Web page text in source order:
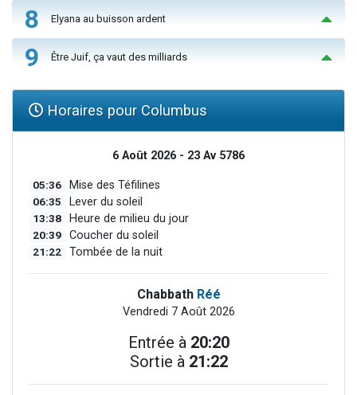
8 Elyana au buisson ardent
9 Être Juif, ça vaut des milliards
Horaires pour Columbus
6 Août 2026 - 23 Av 5786
05:36 Mise des Téfilines
06:35 Lever du soleil
13:38 Heure de milieu du jour
20:39 Coucher du soleil
21:22 Tombée de la nuit
Chabbath Réé
Vendredi 7 Août 2026
Entrée à 20:20
Sortie à 21:22